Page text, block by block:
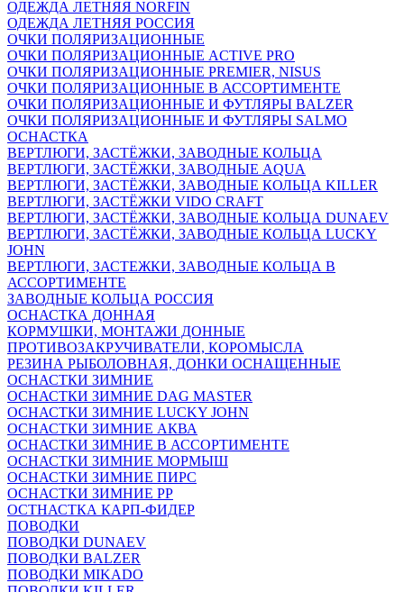
ОДЕЖДА ЛЕТНЯЯ NORFIN
ОДЕЖДА ЛЕТНЯЯ РОССИЯ
ОЧКИ ПОЛЯРИЗАЦИОННЫЕ
ОЧКИ ПОЛЯРИЗАЦИОННЫЕ ACTIVE PRO
ОЧКИ ПОЛЯРИЗАЦИОННЫЕ PREMIER, NISUS
ОЧКИ ПОЛЯРИЗАЦИОННЫЕ В АССОРТИМЕНТЕ
ОЧКИ ПОЛЯРИЗАЦИОННЫЕ И ФУТЛЯРЫ BALZER
ОЧКИ ПОЛЯРИЗАЦИОННЫЕ И ФУТЛЯРЫ SALMO
ОСНАСТКА
ВЕРТЛЮГИ, ЗАСТЁЖКИ, ЗАВОДНЫЕ КОЛЬЦА
ВЕРТЛЮГИ, ЗАСТЁЖКИ, ЗАВОДНЫЕ AQUA
ВЕРТЛЮГИ, ЗАСТЁЖКИ, ЗАВОДНЫЕ КОЛЬЦА KILLER
ВЕРТЛЮГИ, ЗАСТЁЖКИ VIDO CRAFT
ВЕРТЛЮГИ, ЗАСТЁЖКИ, ЗАВОДНЫЕ КОЛЬЦА DUNAEV
ВЕРТЛЮГИ, ЗАСТЁЖКИ, ЗАВОДНЫЕ КОЛЬЦА LUCKY
JOHN
ВЕРТЛЮГИ, ЗАСТЕЖКИ, ЗАВОДНЫЕ КОЛЬЦА В
АССОРТИМЕНТЕ
ЗАВОДНЫЕ КОЛЬЦА РОССИЯ
ОСНАСТКА ДОННАЯ
КОРМУШКИ, МОНТАЖИ ДОННЫЕ
ПРОТИВОЗАКРУЧИВАТЕЛИ, КОРОМЫСЛА
РЕЗИНА РЫБОЛОВНАЯ, ДОНКИ ОСНАЩЕННЫЕ
ОСНАСТКИ ЗИМНИЕ
ОСНАСТКИ ЗИМНИЕ DAG MASTER
ОСНАСТКИ ЗИМНИЕ LUCKY JOHN
ОСНАСТКИ ЗИМНИЕ АКВА
ОСНАСТКИ ЗИМНИЕ В АССОРТИМЕНТЕ
ОСНАСТКИ ЗИМНИЕ МОРМЫШ
ОСНАСТКИ ЗИМНИЕ ПИРС
ОСНАСТКИ ЗИМНИЕ РР
ОСТНАСТКА КАРП-ФИДЕР
ПОВОДКИ
ПОВОДКИ DUNAEV
ПОВОДКИ BALZER
ПОВОДКИ MIKADO